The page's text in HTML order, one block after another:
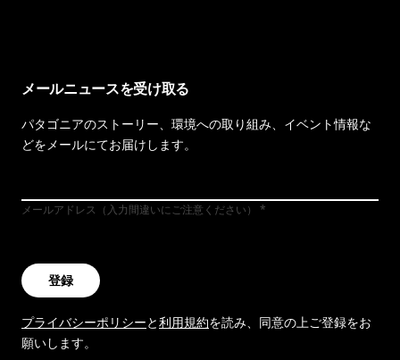
メールニュースを受け取る
パタゴニアのストーリー、環境への取り組み、イベント情報な
どをメールにてお届けします。
メールアドレス（入力間違いにご注意ください）
登録
プライバシーポリシーと利用規約を読み、同意の上ご登録をお
願いします。